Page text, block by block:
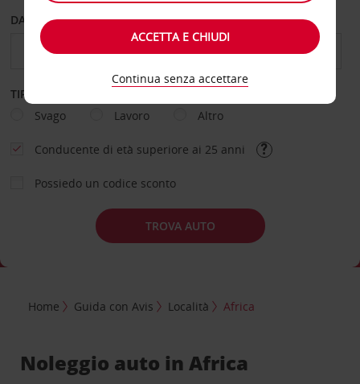
DAL GIORNO AL GIORNO
TIPOLOGIA DI NOLEGGIO
Svago
Lavoro Altro
Conducente di età superiore ai 25 anni
Possiedo un codice sconto
TROVA AUTO
Home Guida con Avis Località Africa
Noleggio auto in Africa
ACCETTA E CHIUDI
Continua senza accettare